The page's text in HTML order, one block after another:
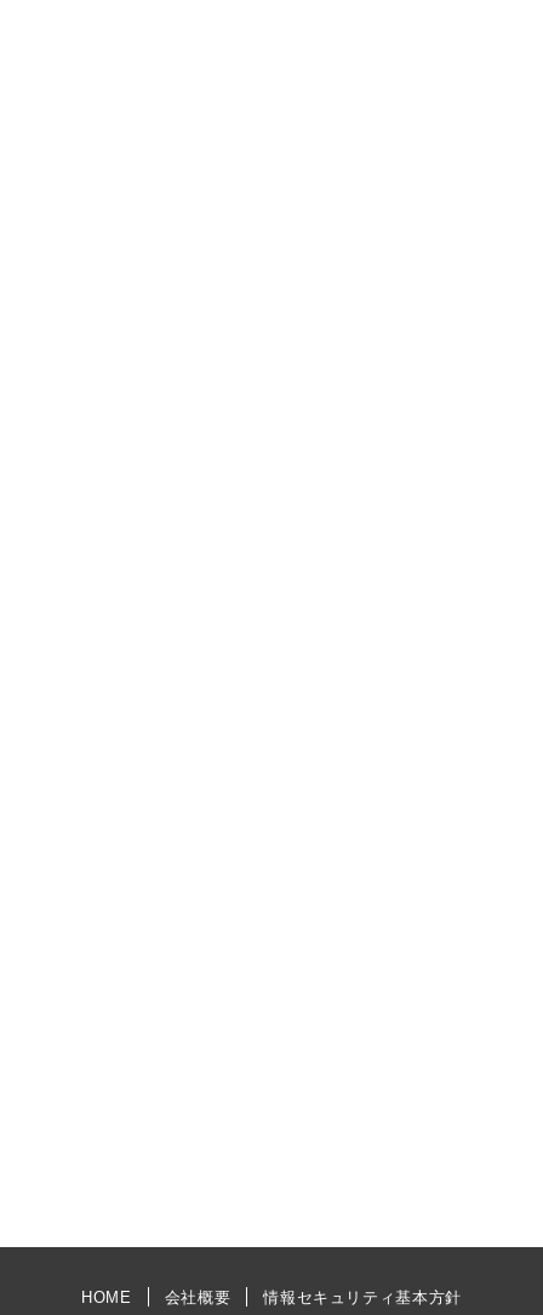
HOME 会社概要 情報セキュリティ基本方針